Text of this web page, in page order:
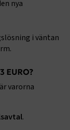
nya
i väntan
EURO?
varorna
.